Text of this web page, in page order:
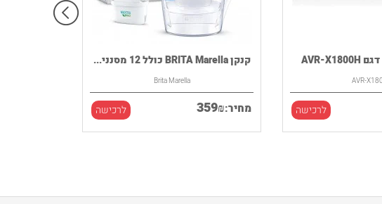
קנקן BRITA Marella כולל 12 מסנני...
Brita Marella
מחיר: 359₪ לרכישה
AVR-
לרכישה